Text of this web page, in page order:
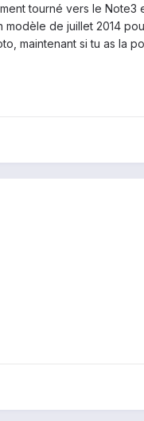
tourné vers le
de juillet 2014
maintenant si tu as la